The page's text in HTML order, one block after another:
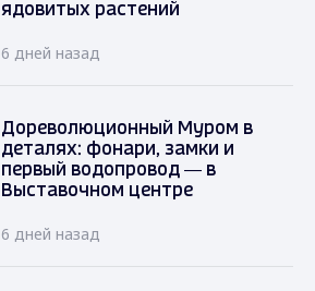
ядовитых растений
6 дней назад
Дореволюционный Муром в
деталях: фонари, замки и
первый водопровод — в
Выставочном центре
6 дней назад